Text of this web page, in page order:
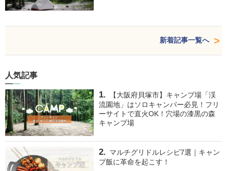
新着記事一覧へ
人気記事
【大阪府貝塚市】キャンプ場「渓
流園地」はソロキャンパー必見！フリ
ーサイトで直火OK！穴場の漆黒の森
キャンプ場
マルチグリドルレシピ7選｜キャン
プ飯に革命を起こす！